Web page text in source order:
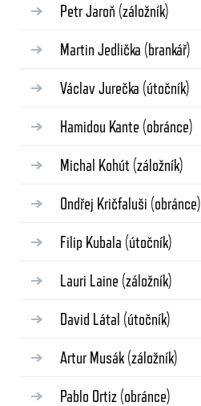
Petr Jaroň (záložník)
Martin Jedlička (brankář)
Václav Jurečka (útočník)
Hamidou Kante (obránce)
Michal Kohút (záložník)
Ondřej Kričfaluši (obránce)
Filip Kubala (útočník)
Lauri Laine (záložník)
David Látal (útočník)
Artur Musák (záložník)
Pablo Ortiz (obránce)